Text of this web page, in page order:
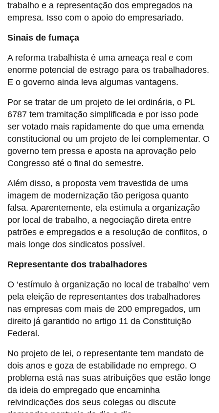
trabalho e a representação dos empregados na
empresa. Isso com o apoio do empresariado.
Sinais de fumaça
A reforma trabalhista é uma ameaça real e com
enorme potencial de estrago para os trabalhadores.
E o governo ainda leva algumas vantagens.
Por se tratar de um projeto de lei ordinária, o PL
6787 tem tramitação simplificada e por isso pode
ser votado mais rapidamente do que uma emenda
constitucional ou um projeto de lei complementar. O
governo tem pressa e aposta na aprovação pelo
Congresso até o final do semestre.
Além disso, a proposta vem travestida de uma
imagem de modernização tão perigosa quanto
falsa. Aparentemente, ela estimula a organização
por local de trabalho, a negociação direta entre
patrões e empregados e a resolução de conflitos, o
mais longe dos sindicatos possível.
Representante dos trabalhadores
O ‘estímulo à organização no local de trabalho’ vem
pela eleição de representantes dos trabalhadores
nas empresas com mais de 200 empregados, um
direito já garantido no artigo 11 da Constituição
Federal.
No projeto de lei, o representante tem mandato de
dois anos e goza de estabilidade no emprego. O
problema está nas suas atribuições que estão longe
da ideia do empregado que encaminha
reivindicações dos seus colegas ou discute